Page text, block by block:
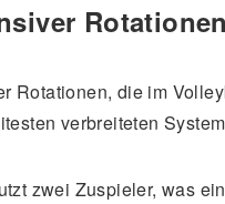
Rotationen
Rotationen, die im
verbreiteten
zwei Zuspieler, was